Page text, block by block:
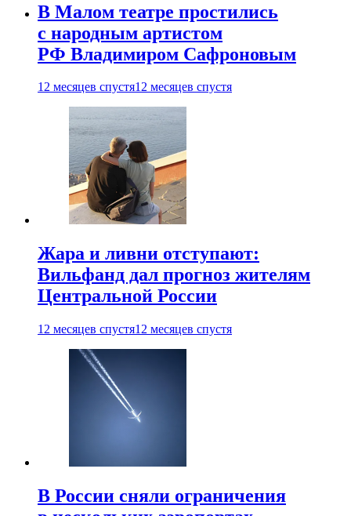
В Малом театре простились
с народным артистом
РФ Владимиром Сафроновым
12 месяцев спустя12 месяцев спустя
Жара и ливни отступают:
Вильфанд дал прогноз жителям
Центральной России
12 месяцев спустя12 месяцев спустя
В России сняли ограничения